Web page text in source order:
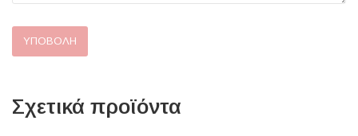
Σχετικά προϊόντα